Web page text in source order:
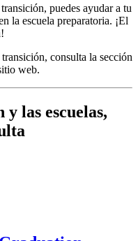
puedes ayudar a tu
la escuela preparatoria. ¡El
consulta la sección
web.
las escuelas,